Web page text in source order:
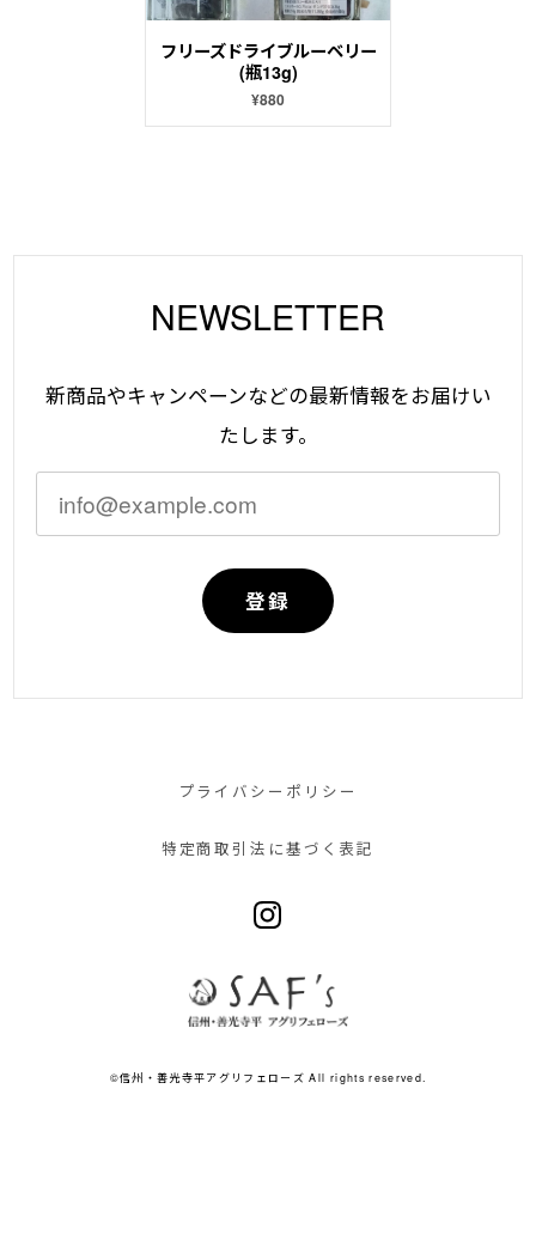
フリーズドライブルーベリー
(瓶13g)
¥880
NEWSLETTER
新商品やキャンペーンなどの最新情報をお届けい
たします。
登録
プライバシーポリシー
特定商取引法に基づく表記
©︎信州・善光寺平アグリフェローズ All rights reserved.